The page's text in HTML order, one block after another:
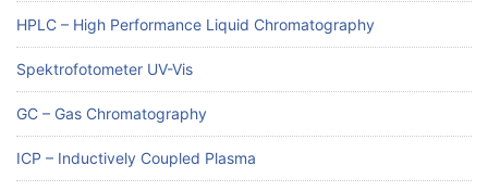
HPLC – High Performance Liquid Chromatography
Spektrofotometer UV-Vis
GC – Gas Chromatography
ICP – Inductively Coupled Plasma